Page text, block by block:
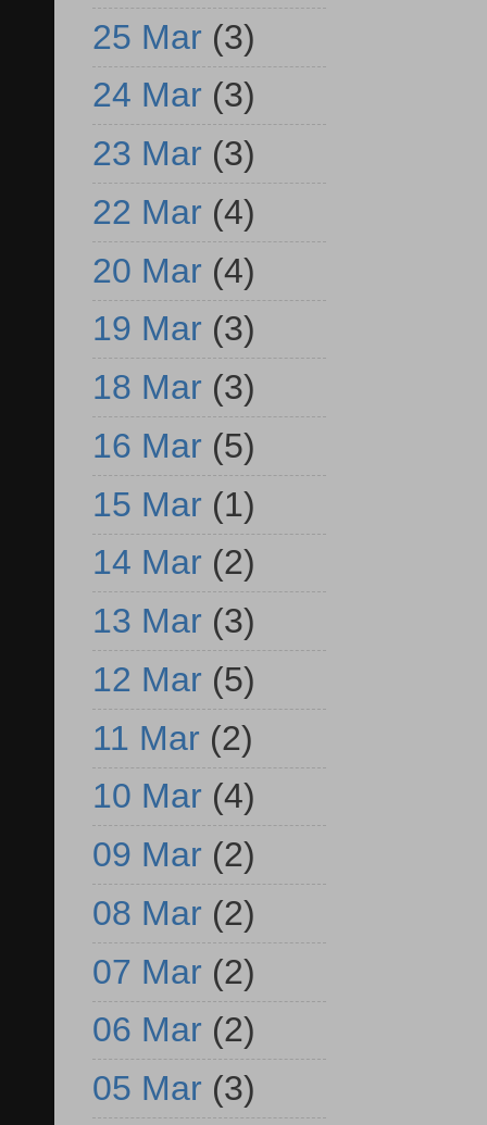
25 Mar (3)
24 Mar (3)
23 Mar (3)
22 Mar (4)
20 Mar (4)
19 Mar (3)
18 Mar (3)
16 Mar (5)
15 Mar (1)
14 Mar (2)
13 Mar (3)
12 Mar (5)
11 Mar (2)
10 Mar (4)
09 Mar (2)
08 Mar (2)
07 Mar (2)
06 Mar (2)
05 Mar (3)